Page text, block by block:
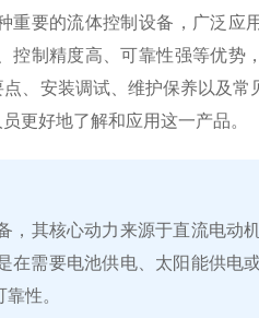
要的流体控制设备，广泛应
制精度高、可靠性强等优势
、安装调试、维护保养以及常
更好地了解和应用这一产品。
，其核心动力来源于直流电动
需要电池供电、太阳能供电
性。